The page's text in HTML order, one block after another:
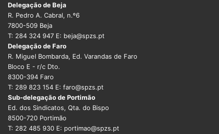
Delegação de Beja
R. Pedro A. Cabral, n.º6
7800-509 Beja
T: 284 324 947 E: beja@spzs.pt
Delegação de Faro
R. Miguel Bombarda, Ed. Varandas de Faro
Bloco E - r/c Dto.
8300-394 Faro
T: 289 823 154 E: faro@spzs.pt
Sub-delegação de Portimão
Ed. dos Sindicatos, Qta. do Bispo
8500-720 Portimão
T: 282 485 930 E: portimao@spzs.pt